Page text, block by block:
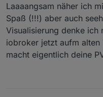
Laaaangsam näher ich
Spaß (!!!) aber auch
Visualisierung denke
iobroker jetzt aufm alten
macht eigentlich deine